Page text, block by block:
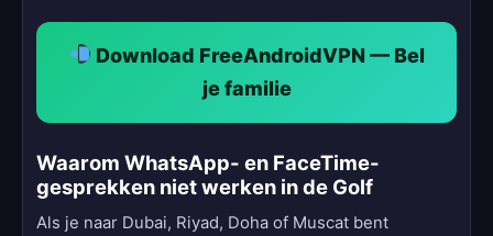
Download FreeAndroidVPN — Bel
je familie
Waarom WhatsApp- en FaceTime-
gesprekken niet werken in de Golf
Als je naar Dubai, Riyad, Doha of Muscat bent